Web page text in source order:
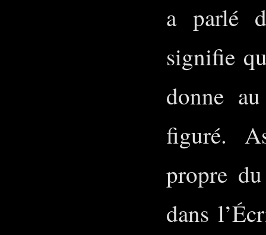
a parlé
signifie
donne
figuré.
propre
dans